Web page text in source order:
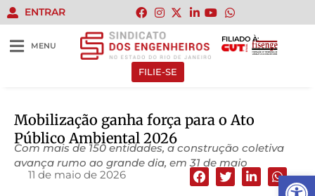
Abrir
ENTRAR
MENU
FILIADO À:
FILIE-SE
Mobilização ganha força para o Ato
Público Ambiental 2026
Com mais de 150 entidades, a construção coletiva
avança rumo ao grande dia, em 31 de maio
11 de maio de 2026